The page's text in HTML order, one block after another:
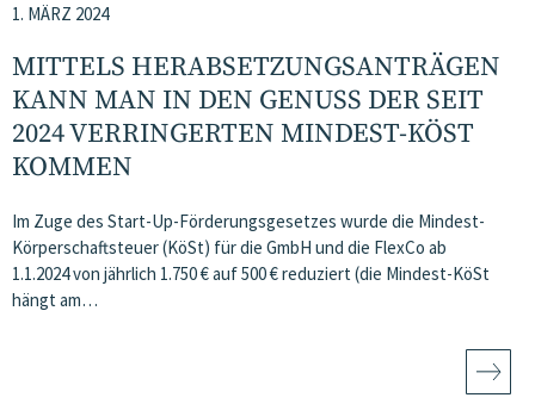
1. MÄRZ 2024
MITTELS HERABSETZUNGSANTRÄGEN
KANN MAN IN DEN GENUSS DER SEIT
2024 VERRINGERTEN MINDEST-KÖST
KOMMEN
Im Zuge des Start-Up-Förderungsgesetzes wurde die Mindest-
Körperschaftsteuer (KöSt) für die GmbH und die FlexCo ab
1.1.2024 von jährlich 1.750 € auf 500 € reduziert (die Mindest-KöSt
hängt am…